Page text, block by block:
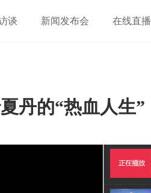
谈 新闻发布会 在线直播
丹的“热血人生”